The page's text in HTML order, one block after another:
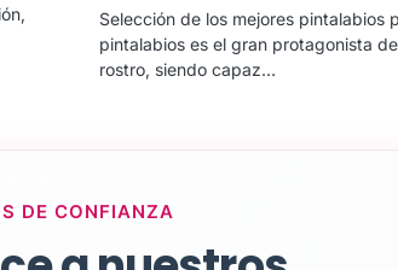
Selección de los mejores pintalabios
pintalabios es el gran protagonista
rostro, siendo capaz…
DE CONFIANZA